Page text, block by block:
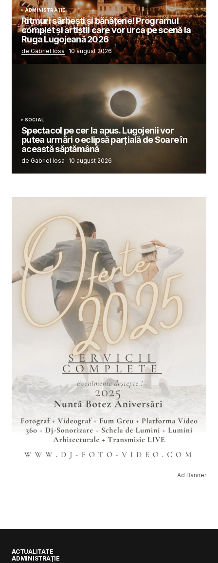
ADMINISTRAȚIE
Ritmuri sârbești și bănățene! Programul
complet și artiștii care vor urca pe scenă la
Ruga Lugojeană 2026
de Gabriel Iosa 10 august 2026
SOCIAL
Spectacol pe cer la apus. Lugojenii vor
putea urmări o eclipsă parțială de Soare în
această săptămână
de Gabriel Iosa 10 august 2026
Ad Banner
ACTUALITATE
ADMINISTRAȚIE